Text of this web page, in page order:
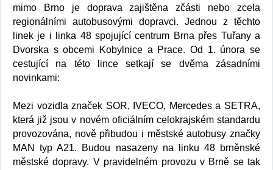
mimo Brno je doprava zajištěna zčásti nebo zcela
regionálními autobusovými dopravci. Jednou z těchto
linek je i linka 48 spojující centrum Brna přes Tuřany a
Dvorska s obcemi Kobylnice a Prace. Od 1. února se
cestující na této lince setkají se dvěma zásadními
novinkami:
Mezi vozidla značek SOR, IVECO, Mercedes a SETRA,
která již jsou v novém oficiálním celokrajském standardu
provozována, nově přibudou i městské autobusy značky
MAN typ A21. Budou nasazeny na linku 48 brněnské
městské dopravy. V pravidelném provozu v Brně se tak